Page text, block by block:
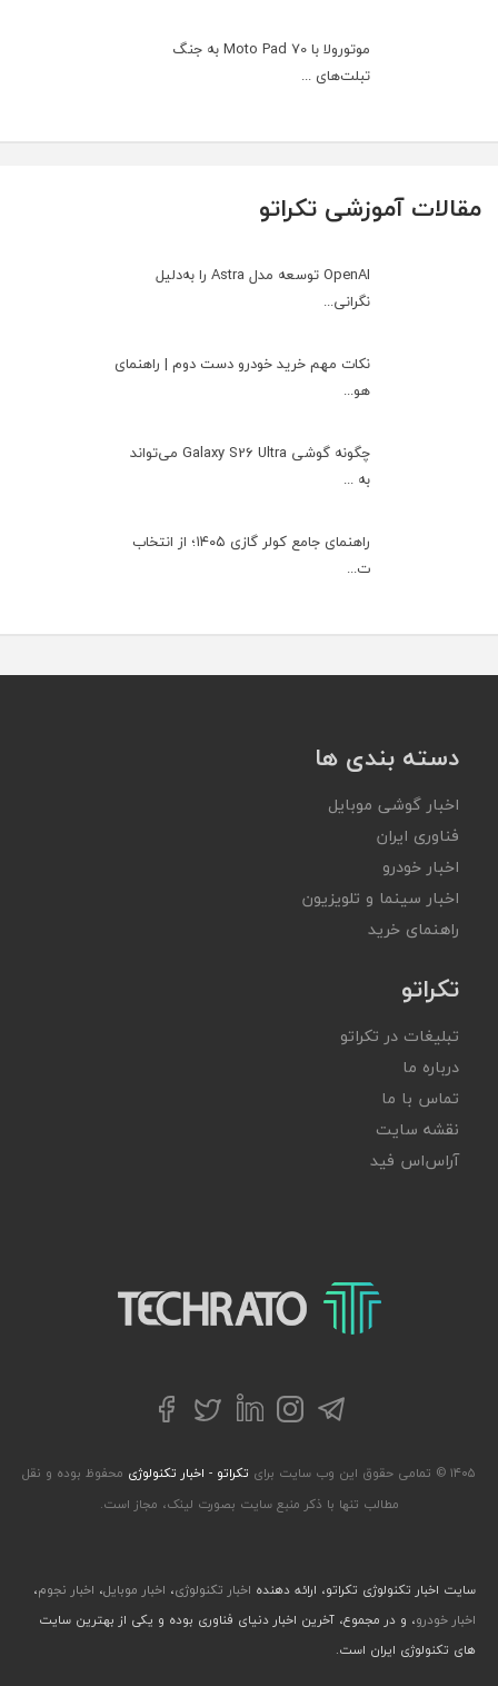
موتورولا با Moto Pad 70 به جنگ
تبلت‌های ...
مقالات آموزشی تکراتو
OpenAI توسعه مدل Astra را به‌دلیل
نگرانی...
نکات مهم خرید خودرو دست دوم | راهنمای
هو...
چگونه گوشی Galaxy S26 Ultra می‌تواند
به ...
راهنمای جامع کولر گازی ۱۴۰۵؛ از انتخاب
ت...
دسته بندی ها
اخبار گوشی موبایل
فناوری ایران
اخبار خودرو
اخبار سینما و تلویزیون
راهنمای خرید
تکراتو
تبلیغات در تکراتو
درباره ما
تماس با ما
نقشه سایت
آر‌اس‌اس فید
تکراتو – زندگی با تکنولوژی
تلگراماینستاگرام
لینکداینتوییترفیسبوک
۱۴۰۵ © تمامی حقوق این وب سایت برای تکراتو - اخبار تکنولوژی محفوظ بوده و نقل
مطالب تنها با ذکر منبع سایت بصورت لینک، مجاز است.
سایت اخبار تکنولوژی تکراتو، ارائه دهنده اخبار تکنولوژی، اخبار موبایل، اخبار نجوم،
اخبار خودرو، و در مجموع، آخرین اخبار دنیای فناوری بوده و یکی از بهترین سایت
های تکنولوژی ایران است.